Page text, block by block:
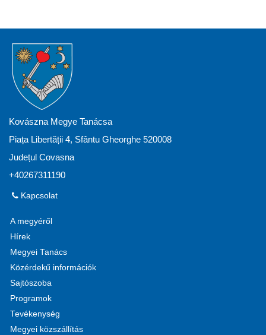
Kovászna Megye Tanácsa
Piața Libertății 4, Sfântu Gheorghe 520008
Județul Covasna
+40267311190
Kapcsolat
A megyéről
Hírek
Megyei Tanács
Közérdekű információk
Sajtószoba
Programok
Tevékenység
Megyei közszállítás